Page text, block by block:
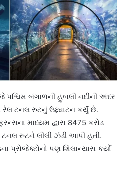
પશ્વિમ બંગાળની હુબલી નદીની અંદર
ટનલ રુટનું ઉદ્દઘાટન કર્યું છે.
માધ્યમ દ્વારા 8475 કરોડ
ટનલ રુટને લીલી ઝંડી આપી હતી.
પ્રોજેક્ટોનો પણ શિલાન્યાસ કર્યો